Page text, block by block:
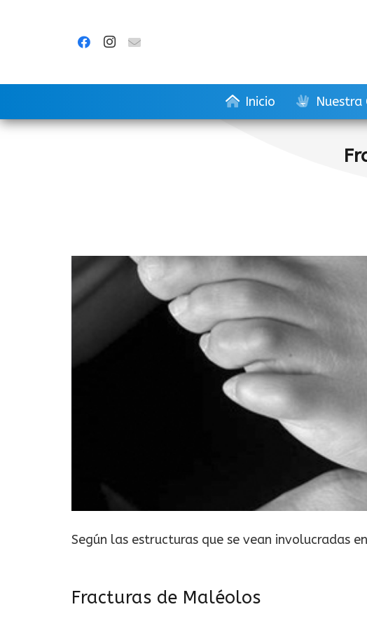
Inicio Nuestra
Según las estructuras que se vean involucradas
Fracturas de Maléolos